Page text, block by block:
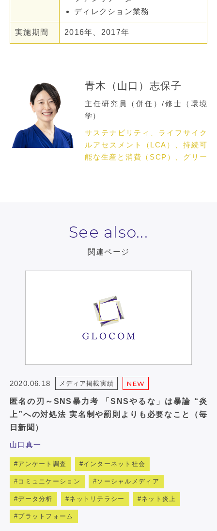
ディレクション業務
実施期間 2016年、2017年
青木（山口）志保子
主任研究員（併任）/修士（環境
学）
サステナビリティ、ライフサイク
ルアセスメント（LCA）、持続可
能な生産と消費（SCP）、グリー
See also...
関連ページ
2020.06.18 メディア掲載実績 NEW
匿名の刃～SNS暴力考 「SNSやるな」は暴論 “炎
上”への対処法 実名制や罰則よりも必要なこと（毎
日新聞）
山口真一
アンケート調査 インターネット社会
コミュニケーション ソーシャルメディア
データ分析 ネットリテラシー ネット炎上
プラットフォーム